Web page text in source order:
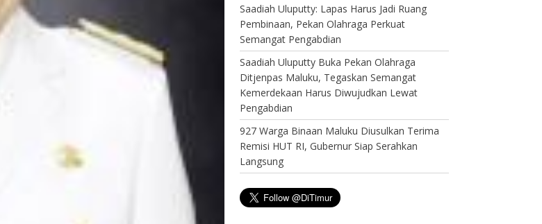
Saadiah Uluputty: Lapas Harus Jadi Ruang
Pembinaan, Pekan Olahraga Perkuat
Semangat Pengabdian
Saadiah Uluputty Buka Pekan Olahraga
Ditjenpas Maluku, Tegaskan Semangat
Kemerdekaan Harus Diwujudkan Lewat
Pengabdian
927 Warga Binaan Maluku Diusulkan Terima
Remisi HUT RI, Gubernur Siap Serahkan
Langsung